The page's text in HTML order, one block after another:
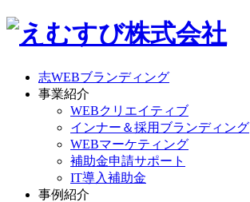
志WEBブランディング
事業紹介
WEBクリエイティブ
インナー＆採用ブランディング
WEBマーケティング
補助金申請サポート
IT導入補助金
事例紹介